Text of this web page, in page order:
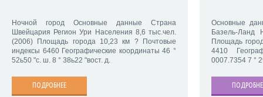
Ночной город Основные данные Страна
Швейцария Регион Ури Населения 8,6 тыс.чел.
(2006) Площадь города 10,23 км ? Почтовые
индексы 6460 Географические координаты 46 °
52ь50 "с. ш. 8 ° 38ь22 "вост. д.
ПОДРОБНЕЕ
Основные
Базель-Ланд
Площадь
4410
0007.7354 7 °